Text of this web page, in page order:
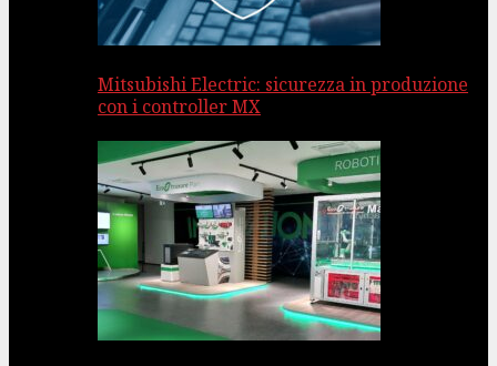
Mitsubishi Electric: sicurezza in produzione
con i controller MX